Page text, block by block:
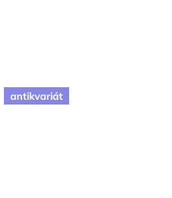
antikvariát